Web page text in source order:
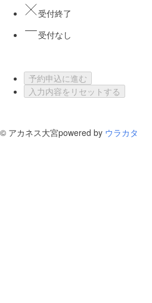
受付終了
受付なし
予約申込に進む
入力内容をリセットする
© アカネス大宮powered by ウラカタ